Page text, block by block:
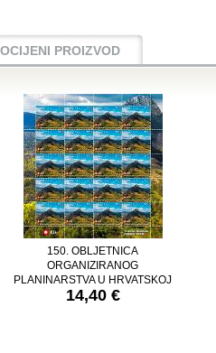
OCIJENI PROIZVOD
150. OBLJETNICA
ORGANIZIRANOG
PLANINARSTVA U HRVATSKOJ
14,40 €